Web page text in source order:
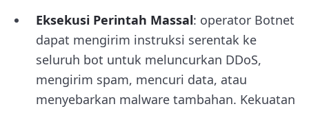
Eksekusi Perintah Massal: operator Botnet
dapat mengirim instruksi serentak ke
seluruh bot untuk meluncurkan DDoS,
mengirim spam, mencuri data, atau
menyebarkan malware tambahan. Kekuatan